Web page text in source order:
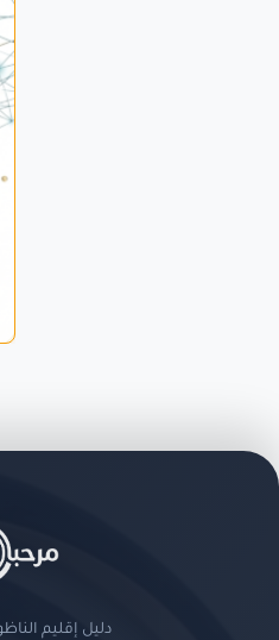
دليل إقليم